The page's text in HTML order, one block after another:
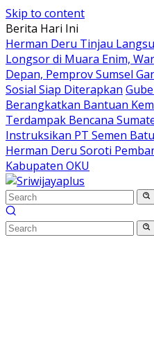
Skip to content
Berita Hari Ini
Herman Deru Tinjau
Longsor di Muara Enim,
Depan, Pemprov Sumsel
Sosial Siap Diterapkan
Berangkatkan Bantuan
Terdampak Bencana
Instruksikan PT Semen
Herman Deru Soroti
Kabupaten OKU